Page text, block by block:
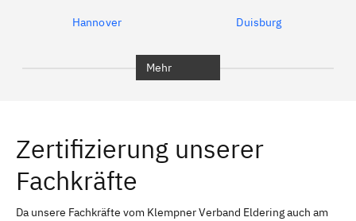
Hannover Duisburg
Erlangen Bamberg
Bayreuth
Mehr
Zertifizierung unserer
Fachkräfte
Da unsere Fachkräfte vom Klempner Verband Eldering auch am